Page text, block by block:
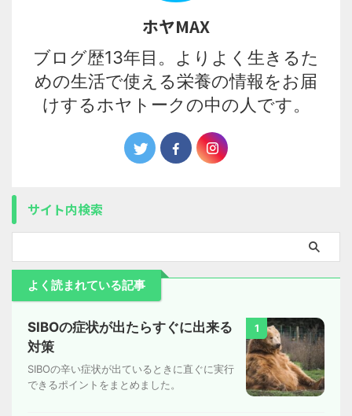
ホヤMAX
ブログ歴13年目。よりよく生きるた
めの生活で使える栄養の情報をお届
けするホヤトークの中の人です。
サイト内検索
よく読まれている記事
1
SIBOの症状が出たらすぐに出来る
対策
SIBOの辛い症状が出ているときに直ぐに実行
できるポイントをまとめました。